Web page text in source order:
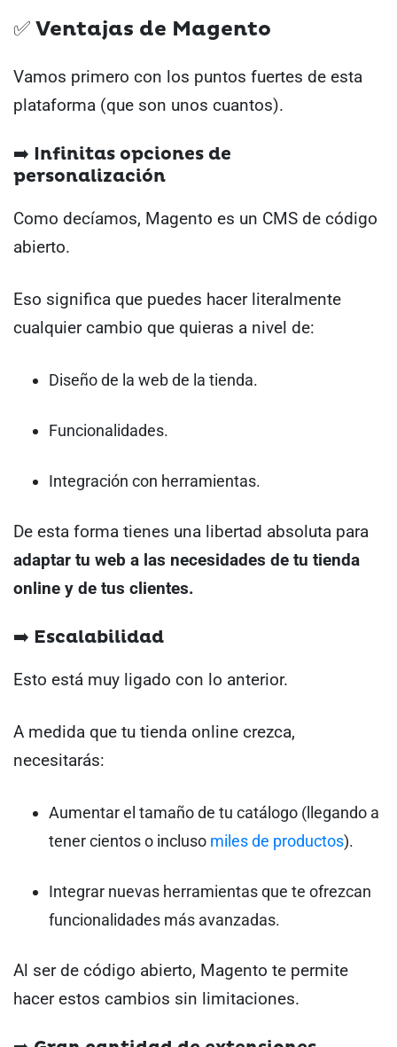
✅ Ventajas de Magento
Vamos primero con los puntos fuertes de esta
plataforma (que son unos cuantos).
➡️ Infinitas opciones de
personalización
Como decíamos, Magento es un CMS de código
abierto.
Eso significa que puedes hacer literalmente
cualquier cambio que quieras a nivel de:
Diseño de la web de la tienda.
Funcionalidades.
Integración con herramientas.
De esta forma tienes una libertad absoluta para
adaptar tu web a las necesidades de tu tienda
online y de tus clientes.
➡️ Escalabilidad
Esto está muy ligado con lo anterior.
A medida que tu tienda online crezca,
necesitarás:
Aumentar el tamaño de tu catálogo (llegando a
tener cientos o incluso miles de productos).
Integrar nuevas herramientas que te ofrezcan
funcionalidades más avanzadas.
Al ser de código abierto, Magento te permite
hacer estos cambios sin limitaciones.